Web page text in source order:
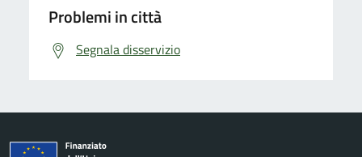
Problemi in città
Segnala disservizio